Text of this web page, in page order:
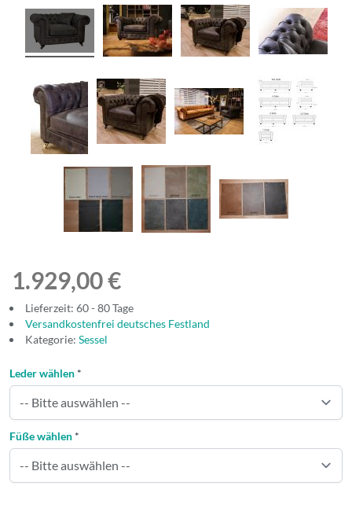
1.929,00 €
Lieferzeit: 60 - 80 Tage
Versandkostenfrei deutsches Festland
Kategorie: Sessel
Leder wählen *
Füße wählen *